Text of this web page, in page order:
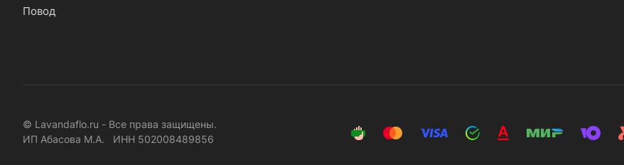
Повод
© Lavandaflo.ru - Все права защищены.
ИП Абасова М.А. ИНН 502008489856